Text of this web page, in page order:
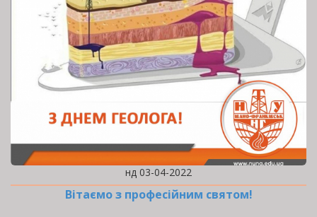
нд 03-04-2022
Вітаємо з професійним святом!